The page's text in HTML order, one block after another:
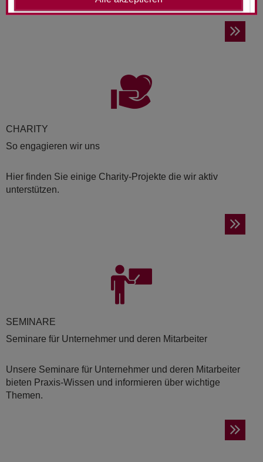
CHA­RI­TY
So engagieren wir uns
Hier finden Sie einige Charity-Projekte die wir aktiv
unterstützen.
SE­MI­NA­RE
Seminare für Unternehmer und deren Mitarbeiter
Unsere Seminare für Unternehmer und deren Mitarbeiter
bieten Praxis-Wissen und informieren über wichtige
Themen.